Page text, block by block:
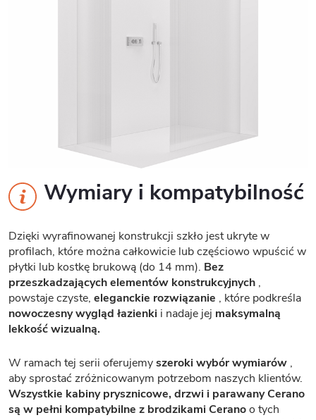
Wymiary i kompatybilność
Dzięki wyrafinowanej konstrukcji szkło jest ukryte w
profilach, które można całkowicie lub częściowo wpuścić w
płytki lub kostkę brukową (do 14 mm). Bez
przeszkadzających elementów konstrukcyjnych ,
powstaje czyste, eleganckie rozwiązanie , które podkreśla
nowoczesny wygląd łazienki i nadaje jej maksymalną
lekkość wizualną.
W ramach tej serii oferujemyszeroki wybór wymiarów ,
aby sprostać zróżnicowanym potrzebom naszych klientów.
Wszystkie kabiny prysznicowe, drzwi i parawany Cerano
są w pełni kompatybilne z brodzikami Ceranoo tych